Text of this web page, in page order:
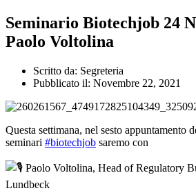
Seminario Biotechjob 24
Paolo Voltolina
Scritto da: Segreteria
Pubblicato il: Novembre 22, 2021
Questa settimana, nel sesto appuntamento
seminari #biotechjob saremo con
Paolo Voltolina, Head of Regulatory
Lundbeck